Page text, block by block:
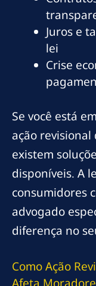
Juros e
lei
Crise
Se você está
ação
existem
disponíveis. A
consumidores
advogado
diferença no
Como Ação